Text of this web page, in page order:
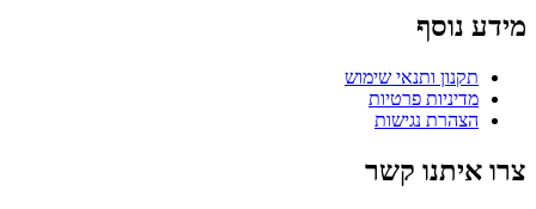
מידע נוסף
תקנון ותנאי שימוש
מדיניות פרטיות
הצהרת נגישות
צרו איתנו קשר